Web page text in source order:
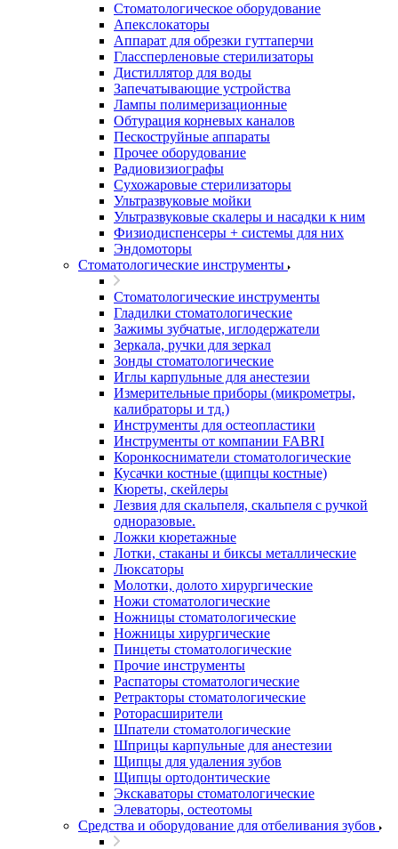
Стоматологическое оборудование
Апекслокаторы
Аппарат для обрезки гуттаперчи
Глассперленовые стерилизаторы
Дистиллятор для воды
Запечатывающие устройства
Лампы полимеризационные
Обтурация корневых каналов
Пескоструйные аппараты
Прочее оборудование
Радиовизиографы
Сухожаровые стерилизаторы
Ультразвуковые мойки
Ультразвуковые скалеры и насадки к ним
Физиодиспенсеры + системы для них
Эндомоторы
Стоматологические инструменты
Стоматологические инструменты
Гладилки стоматологические
Зажимы зубчатые, иглодержатели
Зеркала, ручки для зеркал
Зонды стоматологические
Иглы карпульные для анестезии
Измерительные приборы (микрометры,
калибраторы и тд.)
Инструменты для остеопластики
Инструменты от компании FABRI
Коронкосниматели стоматологические
Кусачки костные (щипцы костные)
Кюреты, скейлеры
Лезвия для скальпеля, скальпеля с ручкой
одноразовые.
Ложки кюретажные
Лотки, стаканы и биксы металлические
Люксаторы
Молотки, долото хирургические
Ножи стоматологические
Ножницы стоматологические
Ножницы хирургические
Пинцеты стоматологические
Прочие инструменты
Распаторы стоматологические
Ретракторы стоматологические
Роторасширители
Шпатели стоматологические
Шприцы карпульные для анестезии
Щипцы для удаления зубов
Щипцы ортодонтические
Экскаваторы стоматологические
Элеваторы, остеотомы
Средства и оборудование для отбеливания зубов